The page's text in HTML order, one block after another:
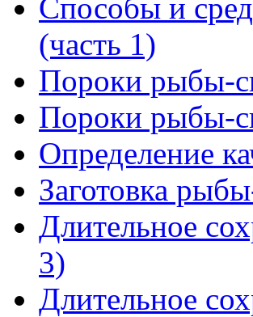
Способы и
(часть 1)
Пороки рыбы-
Пороки рыбы-
Определение
Заготовка
Длительное
3)
Длительное